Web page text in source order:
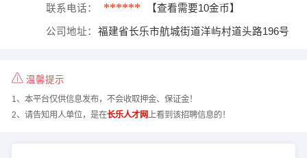
联系电话： ****** 【查看需要10金币】
公司地址： 福建省长乐市航城街道洋屿村道头路196号
温馨提示
1、本平台仅供信息发布，不会收取押金、保证金！
2、请告知用人单位，是在长乐人才网上看到该招聘信息的！